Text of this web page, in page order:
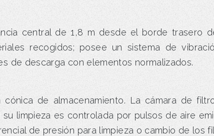
central de 1,8 m desde el borde trasero
recogidos; posee un sistema de
de descarga con elementos normalizados.
de almacenamiento. La cámara de
limpieza es controlada por pulsos de aire
de presión para limpieza o cambio de los